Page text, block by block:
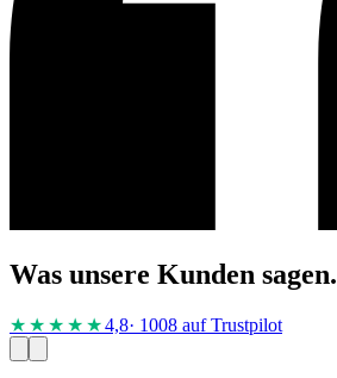
Was unsere Kunden sagen.
★★★★ ★4,8· 1008 auf Trustpilot